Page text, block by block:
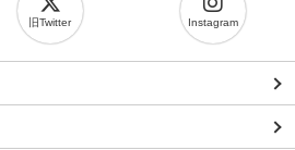
旧Twitter Instagram